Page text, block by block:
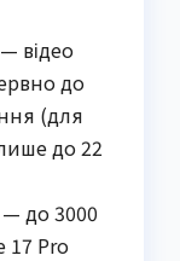
відео
до
(для
до 22
— до 3000
17 Pro